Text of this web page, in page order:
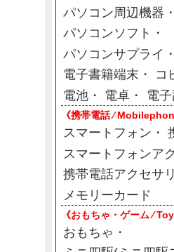
パソコン周辺機器
パソコンソフト
パソコンサプライ
電子書籍端末
コ
電池
電卓 電
《携帯電話 ⁄
スマートフォン
スマートフォンア
携帯電話アクセサリ
メモリーカード
《おもちゃ・ゲーム ⁄
おもちゃ